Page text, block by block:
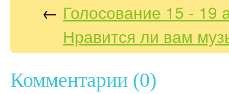
← Голосование 15 - 19
Нравится ли вам
Комментарии (0)